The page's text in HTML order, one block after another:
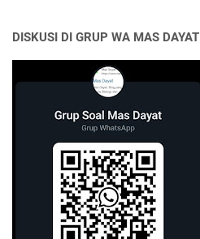
DISKUSI DI GRUP WA MAS DAYAT